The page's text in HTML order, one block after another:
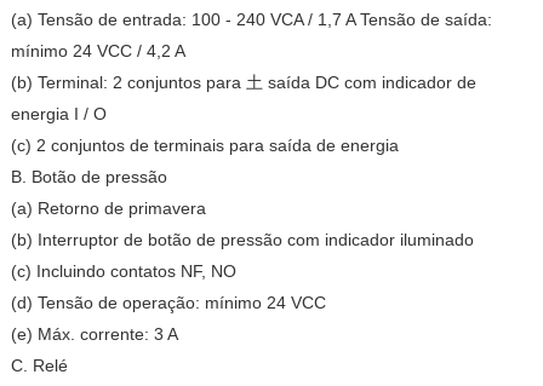
(a) Tensão de entrada: 100 - 240 VCA / 1,7 A Tensão de saída:
mínimo 24 VCC / 4,2 A
(b) Terminal: 2 conjuntos para 土 saída DC com indicador de
energia I / O
(c) 2 conjuntos de terminais para saída de energia
B. Botão de pressão
(a) Retorno de primavera
(b) Interruptor de botão de pressão com indicador iluminado
(c) Incluindo contatos NF, NO
(d) Tensão de operação: mínimo 24 VCC
(e) Máx. corrente: 3 A
C. Relé